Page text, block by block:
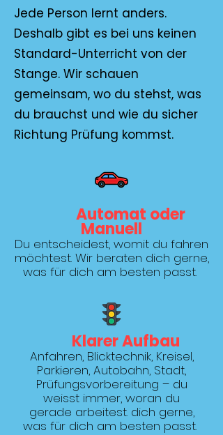
Jede Person lernt anders.
Deshalb gibt es bei uns keinen
Standard-Unterricht von der
Stange. Wir schauen
gemeinsam, wo du stehst, was
du brauchst und wie du sicher
Richtung Prüfung kommst.
Automat oder
Manuell
Du entscheidest, womit du fahren
möchtest. Wir beraten dich gerne,
was für dich am besten passt.
Klarer Aufbau
Anfahren, Blicktechnik, Kreisel,
Parkieren, Autobahn, Stadt,
Prüfungsvorbereitung – du
weisst immer, woran du
gerade arbeitest. dich gerne,
was für dich am besten passt.